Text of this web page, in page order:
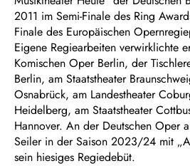
2011 im Semi-Finale des Ring
Finale des Europäischen
Eigene Regiearbeiten verwirklichte
Komischen Oper Berlin, der
Berlin, am Staatstheater
Osnabrück, am Landestheater
Heidelberg, am Staatstheater
Hannover. An der Deutschen Oper
Seiler in der Saison 2023/24 mit
sein hiesiges Regiedebüt.